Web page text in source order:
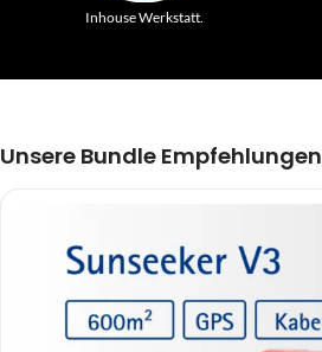
Inhouse Werkstatt.
Unsere Bundle Empfehlungen